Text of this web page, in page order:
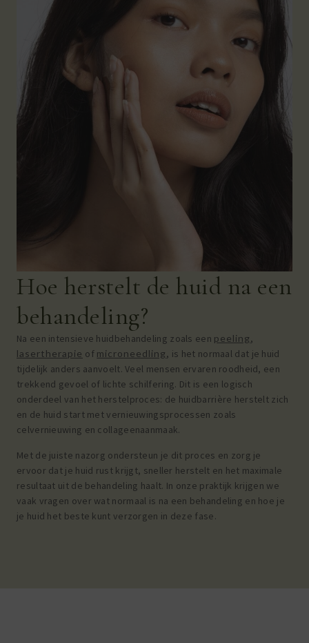
Hoe herstelt de huid na een
behandeling?
Na een intensieve huidbehandeling zoals een peeling,
lasertherapie of microneedling, is het normaal dat je huid
tijdelijk anders aanvoelt. Veel mensen ervaren roodheid, een
trekkend gevoel of lichte schilfering. Dit is een logisch
onderdeel van het herstelproces: de huidbarrière herstelt zich
en de huid start met vernieuwingsprocessen zoals
celvernieuwing en collageenaanmaak.
Met de juiste nazorg ondersteun je dit proces en zorg je
ervoor dat je huid rust krijgt, sneller herstelt en het maximale
resultaat uit de behandeling haalt. In onze praktijk krijgen we
vaak vragen over wat normaal is na een behandeling en hoe je
je huid het beste kunt verzorgen in deze fase.